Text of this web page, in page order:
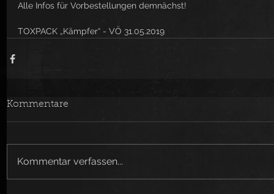
Alle Infos für Vorbestellungen demnächst!
TOXPACK „Kämpfer“ - VÖ 31.05.2019
Kommentare
Kommentar verfassen...